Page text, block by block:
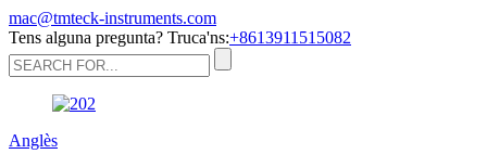
mac@tmteck-instruments.com
Tens alguna pregunta? Truca'ns:+8613911515082
Anglès